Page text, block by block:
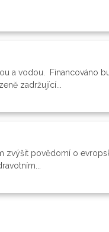
a vodou. Financováno
zadržující...
povědomí o